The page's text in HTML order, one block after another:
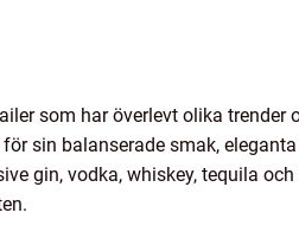
som har överlevt olika trender
sin balanserade smak, eleganta
gin, vodka, whiskey, tequila och